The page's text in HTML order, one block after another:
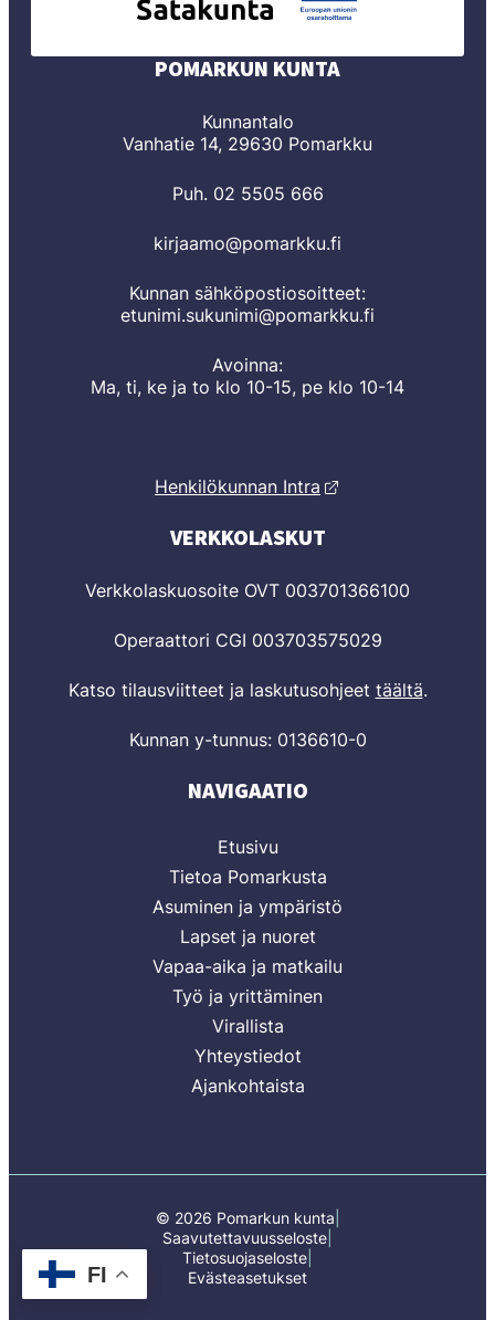
POMARKUN KUNTA
Kunnantalo
Vanhatie 14, 29630 Pomarkku
Puh. 02 5505 666
kirjaamo@pomarkku.fi
Kunnan sähköpostiosoitteet:
etunimi.sukunimi@pomarkku.fi
Avoinna:
Ma, ti, ke ja to klo 10-15, pe klo 10-14
Henkilökunnan Intra
VERKKOLASKUT
Verkkolaskuosoite OVT 003701366100
Operaattori CGI 003703575029
Katso tilausviitteet ja laskutusohjeet täältä.
Kunnan y-tunnus: 0136610-0
NAVIGAATIO
Etusivu
Tietoa Pomarkusta
Asuminen ja ympäristö
Lapset ja nuoret
Vapaa-aika ja matkailu
Työ ja yrittäminen
Virallista
Yhteystiedot
Ajankohtaista
© 2026 Pomarkun kunta
Saavutettavuusseloste
Tietosuojaseloste
Evästeasetukset
FI